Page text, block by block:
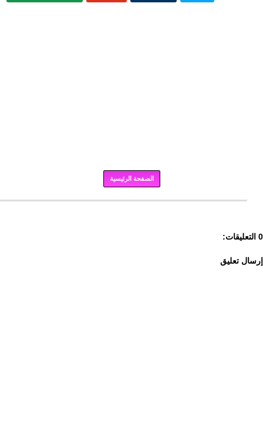
الصفحة الرئيسية
0 التعليقات:
إرسال تعليق